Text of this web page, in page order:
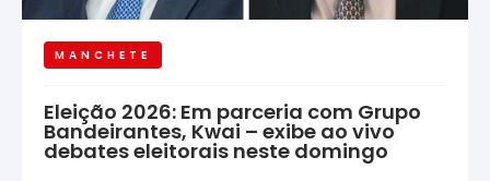
MANCHETE
Eleição 2026: Em parceria com Grupo
Bandeirantes, Kwai – exibe ao vivo
debates eleitorais neste domingo